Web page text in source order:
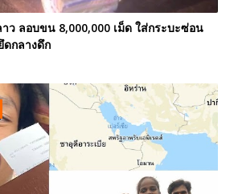
ว ลอบขน 8,000,000 เม็ด ใส่กระบะซ่อน
กลางดึก